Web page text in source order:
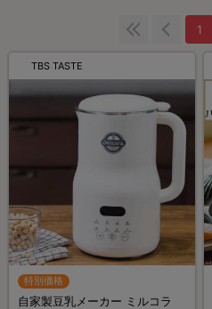
1
TBS TASTE
特別価格
自家製豆乳メーカー ミルコラ